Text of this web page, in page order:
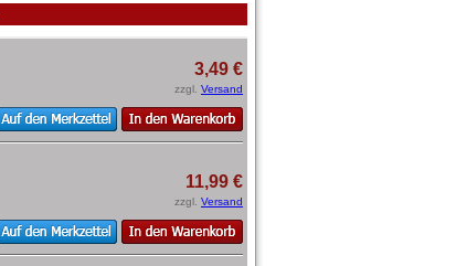
3,49 €
zzgl. Versand
11,99 €
zzgl. Versand